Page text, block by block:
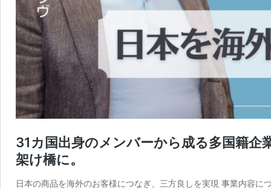
31カ国出身のメンバーから成る多国籍企
架け橋に。
日本の商品を海外のお客様につなぎ、三方良しを実現 事業内容